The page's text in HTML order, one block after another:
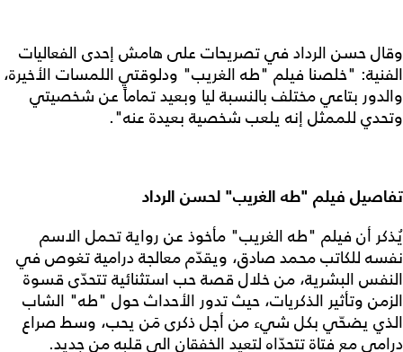
وقال حسن الرداد في تصريحات على هامش إحدى الفعاليات
الفنية: "خلصنا فيلم "طه الغريب" ودلوقتي اللمسات الأخيرة،
والدور بتاعي مختلف بالنسبة ليا وبعيد تماماً عن شخصيتي
وتحدي للممثل إنه يلعب شخصية بعيدة عنه".
تفاصيل فيلم "طه الغريب" لحسن الرداد
يُذكر أن فيلم "طه الغريب" مأخوذ عن رواية تحمل الاسم
نفسه للكاتب محمد صادق، ويقدّم معالجة درامية تغوص في
النفس البشرية، من خلال قصة حب استثنائية تتحدّى قسوة
الزمن وتأثير الذكريات، حيث تدور الأحداث حول "طه" الشاب
الذي يضحّي بكل شيء من أجل ذكرى مَن يحب، وسط صراع
درامي مع فتاة تتحدّاه لتعيد الخفقان الى قلبه من جديد.